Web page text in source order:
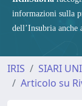
informazioni sulla
dell’Insubria
IRIS SIARI
Articolo su